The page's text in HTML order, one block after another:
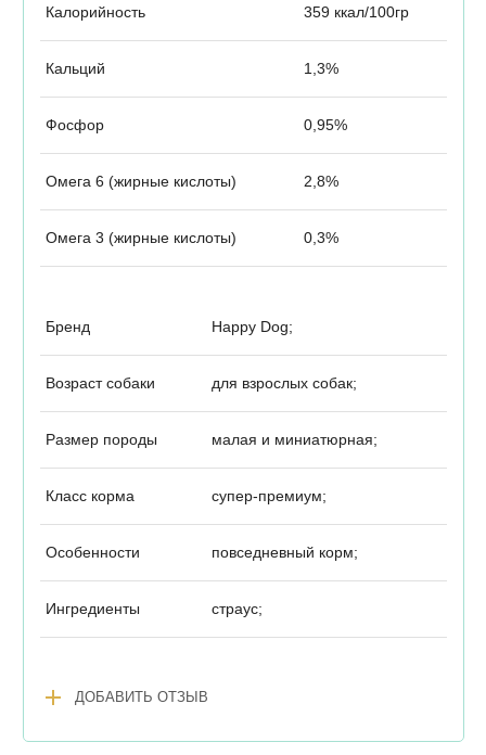
Калорийность 359 ккал/100гр
Кальций 1,3%
Фосфор 0,95%
Омега 6 (жирные кислоты) 2,8%
Омега 3 (жирные кислоты) 0,3%
Бренд Happy Dog;
Возраст собаки для взрослых собак;
Размер породы малая и миниатюрная;
Класс корма супер-премиум;
Особенности повседневный корм;
Ингредиенты страус;
add ДОБАВИТЬ ОТЗЫВ